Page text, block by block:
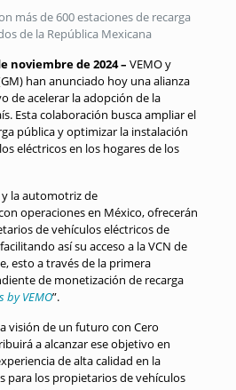
más de 600 estaciones de recarga
de la República Mexicana
noviembre de 2024 – VEMO y
han anunciado hoy una alianza
de acelerar la adopción de la
Esta colaboración busca ampliar el
pública y optimizar la instalación
eléctricos en los hogares de los
y la automotriz de
operaciones en México, ofrecerán
de vehículos eléctricos de
así su acceso a la VCN de
esto a través de la primera
de monetización de recarga
by VEMO”.
visión de un futuro con Cero
a alcanzar ese objetivo en
de alta calidad en la
para los propietarios de vehículos